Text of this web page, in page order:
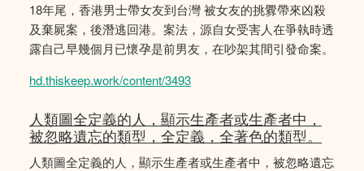
18年尾，香港男士帶女友到台灣 被女友的挑釁帶來凶殺
及棄屍案，後潛逃回港。案法，源自女受害人在爭執時透
露自己早幾個月已懷孕是前男友，在吵架其間引發命案。
hd.thiskeep.work/content/3493
人類圖全定義的人，顯示生產者或生產者中，
被忽略遺忘的類型，全定義，全著色的類型。
人類圖全定義的人，顯示生產者或生產者中，被忽略遺忘